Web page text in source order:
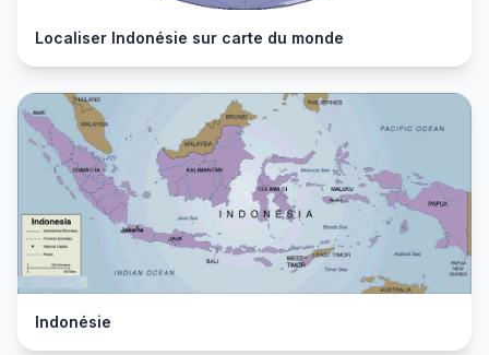
Localiser Indonésie sur carte du monde
Indonésie